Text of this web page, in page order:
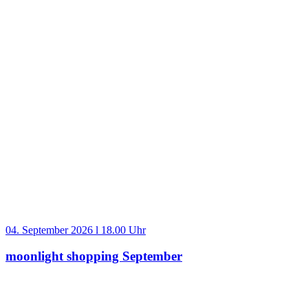
04. September 2026 l 18.00 Uhr
moonlight shopping September